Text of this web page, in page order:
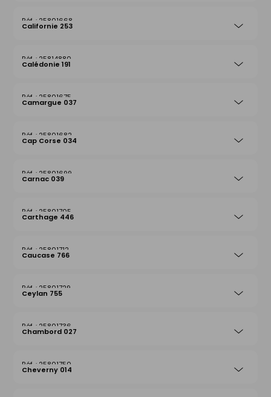
25801668
Californie 253
25814880
Calédonie 191
25801675
Camargue 037
25801682
Cap Corse 034
25801699
Carnac 039
25801705
Carthage 446
25801712
Caucase 766
25801729
Ceylan 755
25801736
Chambord 027
25801750
Cheverny 014